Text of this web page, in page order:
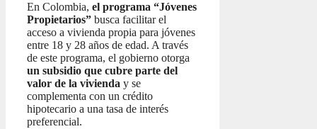
En Colombia, el programa “Jóvenes
Propietarios” busca facilitar el
acceso a vivienda propia para jóvenes
entre 18 y 28 años de edad. A través
de este programa, el gobierno otorga
un subsidio que cubre parte del
valor de la vivienda y se
complementa con un crédito
hipotecario a una tasa de interés
preferencial.